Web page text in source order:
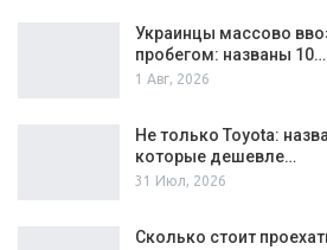
Украинцы массово
пробегом: названы 10…
1 Авг, 2026
Не только Toyota:
которые дешевле…
31 Июл, 2026
Сколько стоит